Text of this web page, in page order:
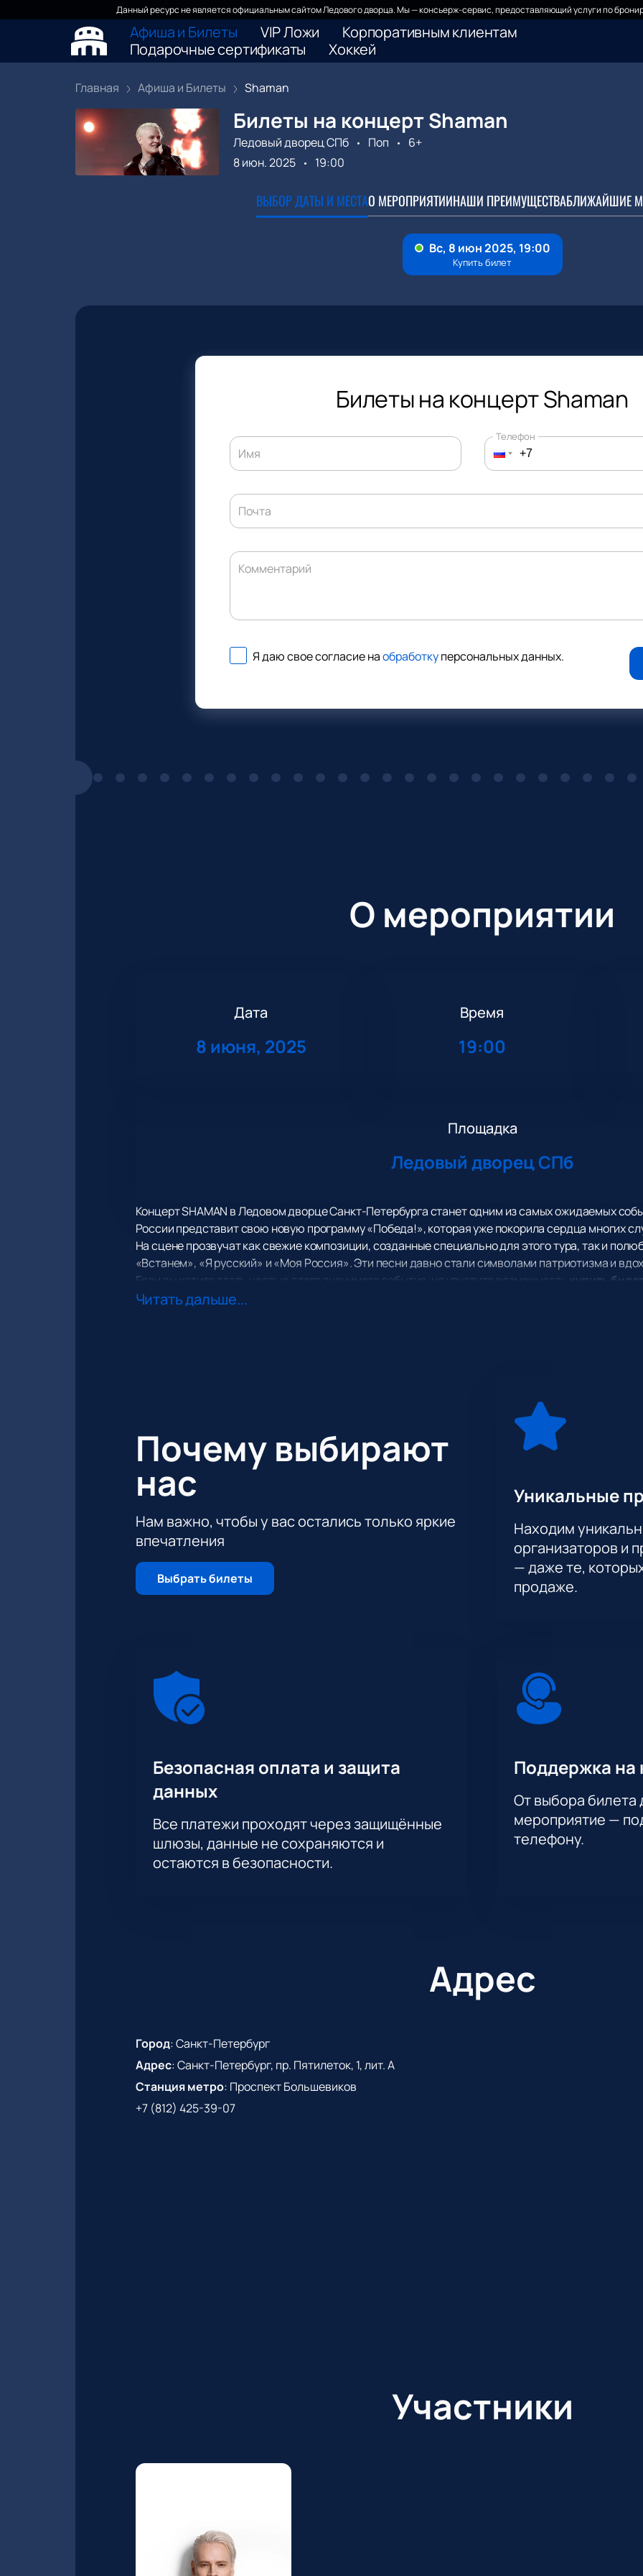
Данный ресурс не является официальным сайтом Ледового дворца. Мы — консьерж-сервис, предоставляющий услуги по
Афиша и Билеты VIP Ложи
Корпоративным клиентам
Подарочные сертификаты
Хоккей
Главная Афиша и Билеты Shaman
Билеты на концерт Shaman
Ледовый дворец СПб Поп
6+
8 июн. 2025
19:00
ВЫБОР ДАТЫ И МЕСТАО МЕРОПРИЯТИИНАШИ ПРЕИМУЩЕСТВАБЛИЖАЙШИЕ
Билеты на концерт Shaman
Имя
Телефон
Почта
Комментарий
Я даю свое согласие наобработкуперсональных данных.
О мероприятии
Дата
8 июня, 2025
Время
19:00
Площадка
Ледовый дворец СПб
Концерт SHAMAN в Ледовом дворце Санкт-Петербурга станет одним из самых ожидаемых
России представит свою новую программу «Победа!», которая уже покорила сердца многих
На сцене прозвучат как свежие композиции, созданные специально для этого тура, так и
«Встанем», «Я русский» и «Моя Россия». Эти песни давно стали символами патриотизма и
Если вы хотите стать частью этого значимого события, не упустите возможность купить
SHAMAN — это не просто музыка, это шанс ощутить единение и гордость за свою страну.
Читать дальше...
Почему выбирают
нас
Нам важно, чтобы у вас остались только яркие
впечатления
Выбрать билеты
Уникальные
Находим
организаторов и
— даже те,
продаже.
Безопасная оплата и защита
данных
Все платежи проходят через защищённые
шлюзы, данные не сохраняются и
остаются в безопасности.
Поддержка на
От выбора билета
мероприятие —
телефону.
Адрес
Город:Санкт-Петербург
Адрес:Санкт-Петербург, пр. Пятилеток, 1, лит. А
Станция метро: Проспект Большевиков
+7 (812) 425-39-07
Участники